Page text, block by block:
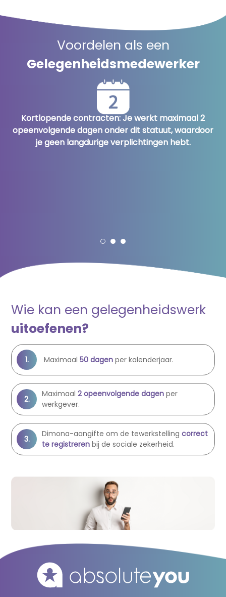
Voordelen als een
Gelegenheidsmedewerker
Kortlopende contracten: Je werkt maximaal 2
opeenvolgende dagen onder dit statuut, waardoor
je geen langdurige verplichtingen hebt.
Je wordt uitbetaald volgens het baremaloon dat
overeenstemt met de functie die je effectief
uitvoert.
Extra tewerkstelling: Ideaal als je niet in
aanmerking komt voor een flexi-job, maar toch
flexibel wilt bijverdienen.
Wie kan een gelegenheidswerk
uitoefenen?
Maximaal50 dagen per kalenderjaar.
Maximaal2 opeenvolgende dagen per
werkgever.
Dimona-aangifte om de tewerkstellingcorrect
te registreren bij de sociale zekerheid.